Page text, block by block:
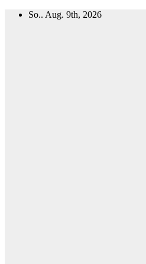
Zum
So.. Aug. 9th, 2026